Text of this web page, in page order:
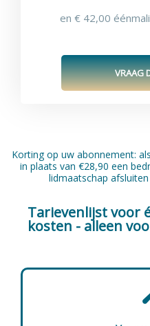
en € 42,00
VRAAG
Korting op uw abonnement:
in plaats van €28,90 een
lidmaatschap
Tarievenlijst voor
kosten - alleen